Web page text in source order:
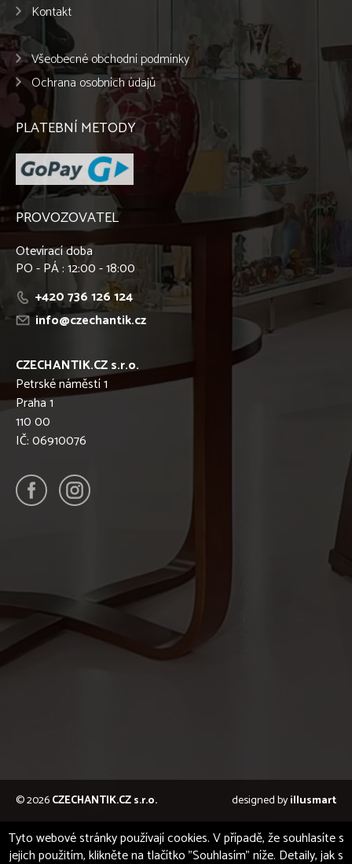
Kontakt
Všeobecné obchodní podmínky
Ochrana osobních údajů
PLATEBNÍ METODY
PROVOZOVATEL
Otevírací doba
PO - PÁ : 12:00 - 18:00
+420 736 126 124
info@czechantik.cz
CZECHANTIK.CZ s.r.o.
Petrské náměstí 1
Praha 1
110 00
IČ: 06910076
© 2026CZECHANTIK.CZ s.r.o. designed byillusmart
Tyto webové stránky používají cookies. V případě, že souhlasíte s
jejich použitím, klikněte na tlačítko "Souhlasím" níže. Detaily, jak s